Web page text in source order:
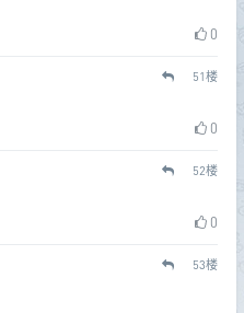
0
51楼
0
52楼
0
53楼